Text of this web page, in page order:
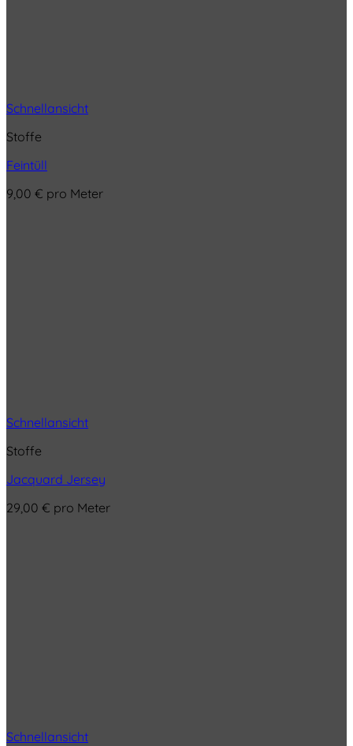
Schnellansicht
Stoffe
Feintüll
9,00 € pro Meter
Schnellansicht
Stoffe
Jacquard Jersey
29,00 € pro Meter
Schnellansicht